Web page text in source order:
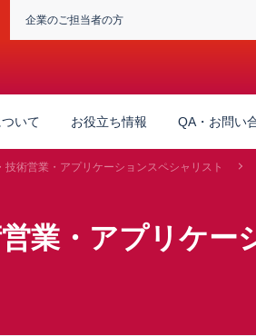
企業のご担当者の方
いて お役立ち情報 QA・お問い
技術営業・アプリケーションスペシャリスト
営業・アプリケ